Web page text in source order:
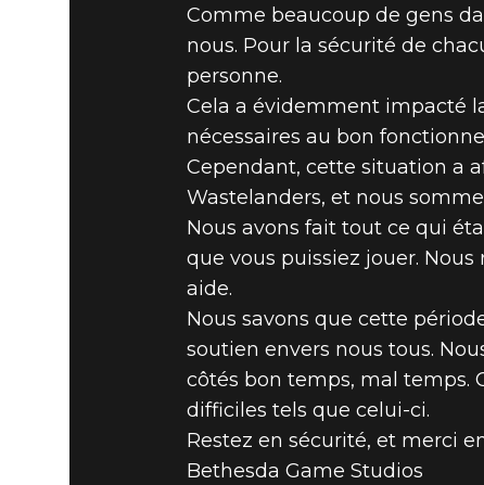
Fallout 76 26 mars 2020
Comme beaucoup de gens
nous. Pour la sécurité de
personne.
Cela a évidemment impacté
nécessaires au bon
Cependant, cette situation a
Wastelanders, et nous
Nous avons fait tout ce qui
que vous puissiez jouer.
aide.
Nous savons que cette
soutien envers nous tous.
côtés bon temps, mal temps.
difficiles tels que celui-ci.
Restez en sécurité, et merci
Bethesda Game Studios